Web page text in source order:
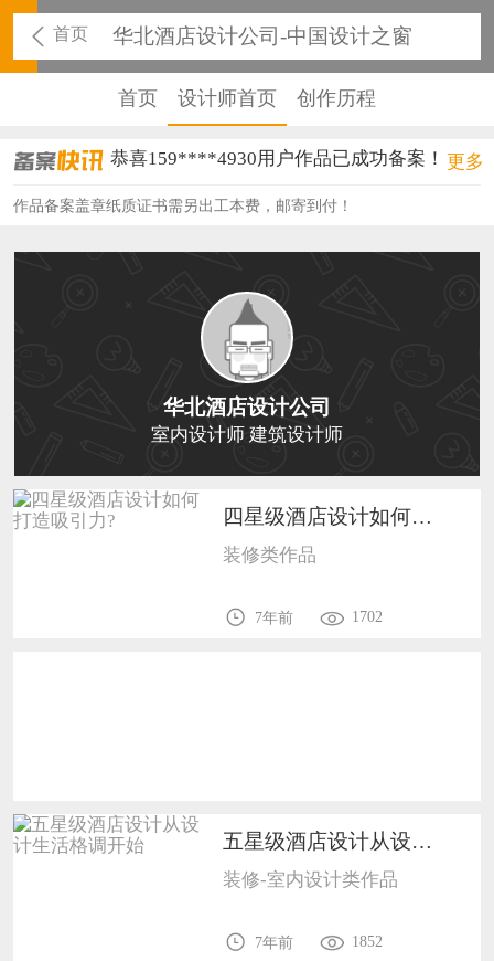
首页 华北酒店设计公司-中国设计之窗
首页 设计师首页 创作历程
恭喜159****4930用户作品已成功备案！
恭喜133****6466用户作品已成功备案！
恭喜131****1475用户作品已成功备案！
恭喜133****8874用户作品已成功备案！
恭喜133****9020用户作品已成功备案！
恭喜136****9807用户作品已成功备案！
更多
作品备案盖章纸质证书需另出工本费，邮寄到付！
华北酒店设计公司
室内设计师 建筑设计师
四星级酒店设计如何打造吸引力?7
装修类作品
7年前 1702
五星级酒店设计从设计生活格调开始1702
装修-室内设计类作品
7年前 1852